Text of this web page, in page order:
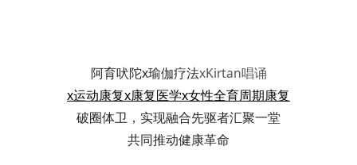
阿育吠陀x瑜伽疗法xKirtan唱诵
x运动康复x康复医学x女性全育周期康复
破圈体卫，实现融合先驱者汇聚一堂
共同推动健康革命